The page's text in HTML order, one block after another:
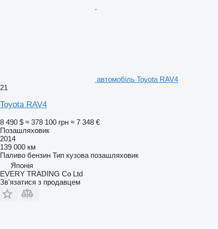
автомобіль Toyota RAV4
21
Toyota RAV4
8 490 $ ≈ 378 100 грн ≈ 7 348 €
Позашляховик
2014
139 000 км
Паливо бензин Тип кузова позашляховик
Японія
EVERY TRADING Co Ltd
Зв'язатися з продавцем